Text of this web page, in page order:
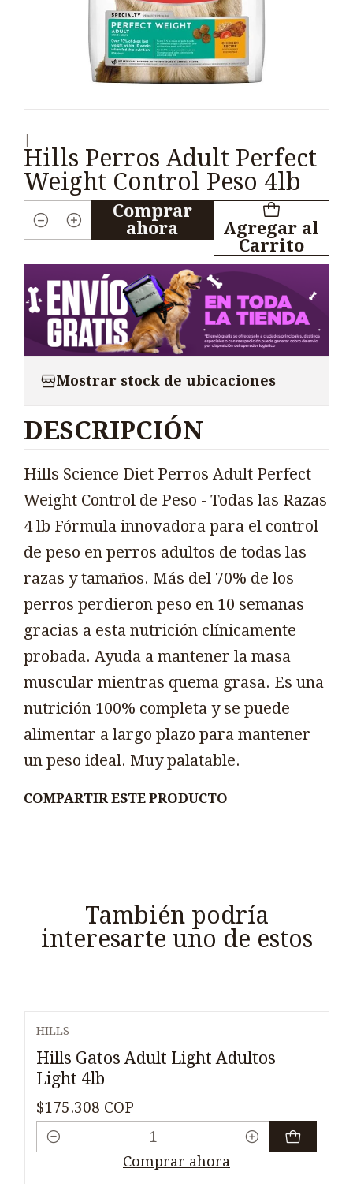
Hills Perros Adult Perfect
Weight Control Peso 4lb
Cantidad
Agregar al
Carrito
Comprar
ahora
Mostrar stock de ubicaciones
DESCRIPCIÓN
Hills Science Diet Perros Adult Perfect
Weight Control de Peso - Todas las Razas
4 lb Fórmula innovadora para el control
de peso en perros adultos de todas las
razas y tamaños. Más del 70% de los
perros perdieron peso en 10 semanas
gracias a esta nutrición clínicamente
probada. Ayuda a mantener la masa
muscular mientras quema grasa. Es una
nutrición 100% completa y se puede
alimentar a largo plazo para mantener
un peso ideal. Muy palatable.
COMPARTIR ESTE PRODUCTO
También podría
interesarte uno de estos
HILLS
Hills Gatos Adult Light Adultos
Light 4lb
$175.308 COP
Cantidad
Comprar ahora